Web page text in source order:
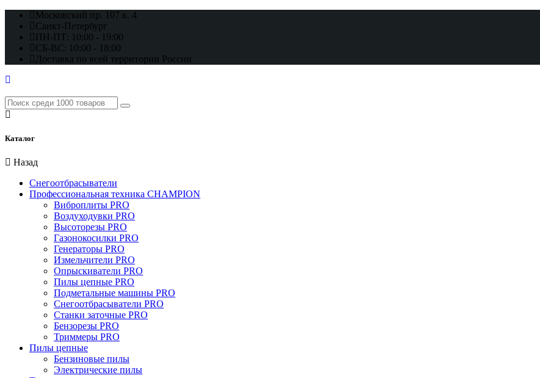
Московский пр. 107 к. 4
Санкт-Петербург
ПН-ПТ: 10:00 - 19:00
СБ-ВС: 10:00 - 18:00
Доставка по всей территории России
Каталог
Назад
Снегоотбрасыватели
Профессиональная техника CHAMPION
Виброплиты PRO
Воздуходувки PRO
Высоторезы PRO
Газонокосилки PRO
Генераторы PRO
Измельчители PRO
Опрыскиватели PRO
Пилы цепные PRO
Подметальные машины PRO
Снегоотбрасыватели PRO
Станки заточные PRO
Бензорезы PRO
Триммеры PRO
Пилы цепные
Бензиновые пилы
Электрические пилы